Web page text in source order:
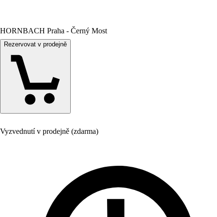
HORNBACH Praha - Černý Most
Rezervovat v prodejně
Vyzvednutí v prodejně (zdarma)